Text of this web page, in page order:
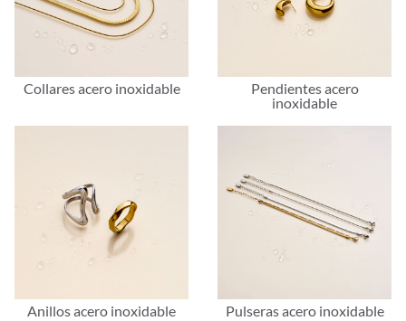
Collares acero inoxidable
Pendientes acero
inoxidable
Anillos acero inoxidable Pulseras acero inoxidable